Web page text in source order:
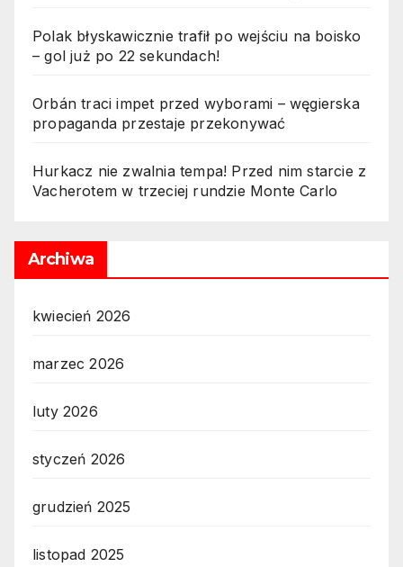
Polak błyskawicznie trafił po wejściu na boisko
– gol już po 22 sekundach!
Orbán traci impet przed wyborami – węgierska
propaganda przestaje przekonywać
Hurkacz nie zwalnia tempa! Przed nim starcie z
Vacherotem w trzeciej rundzie Monte Carlo
Archiwa
kwiecień 2026
marzec 2026
luty 2026
styczeń 2026
grudzień 2025
listopad 2025